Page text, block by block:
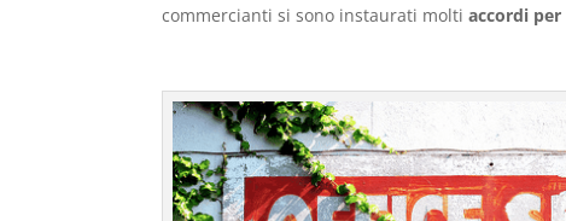
commercianti si sono instaurati moltiaccordi